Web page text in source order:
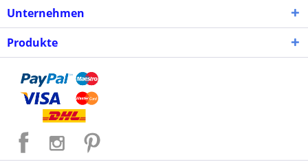
Unternehmen
Produkte